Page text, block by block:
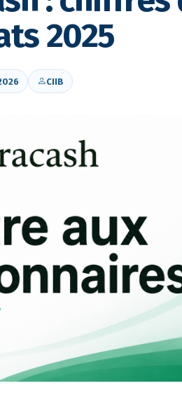
2025
CIIB